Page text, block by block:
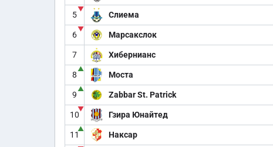
5
▼
Слиема
6
▼
Марсакслок
7 Хибернианс
8
▲
Моста
9
▲
Zabbar St. Patrick
10
▼
Гзира Юнайтед
11
▲
Наксар